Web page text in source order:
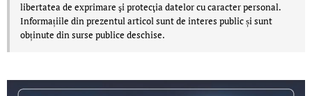
libertatea de exprimare şi protecţia datelor cu caracter personal.
Informațiile din prezentul articol sunt de interes public și sunt
obținute din surse publice deschise.